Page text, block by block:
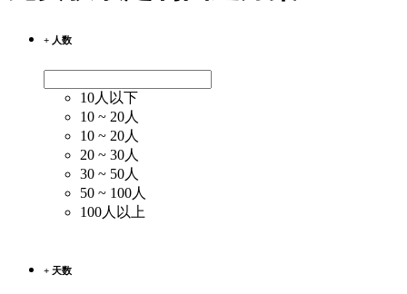
+ 人数
10人以下
10 ~ 20人
10 ~ 20人
20 ~ 30人
30 ~ 50人
50 ~ 100人
100人以上
+ 天数